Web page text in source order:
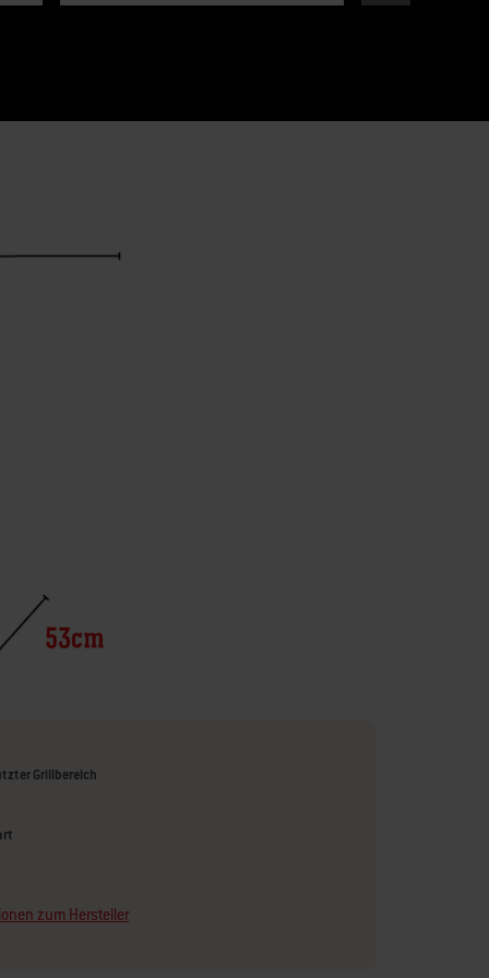
Grillbereich
zum Hersteller